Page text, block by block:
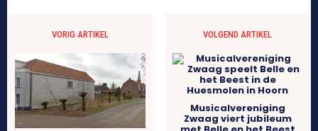
VORIG ARTIKEL VOLGEND ARTIKEL
Musicalvereniging
Zwaag viert jubileum